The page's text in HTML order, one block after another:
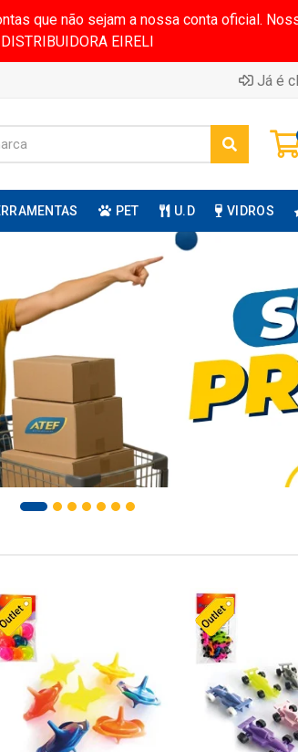
que não sejam a nossa conta oficial.
DISTRIBUIDORA EIRELI
Já é
PET U.D VIDROS